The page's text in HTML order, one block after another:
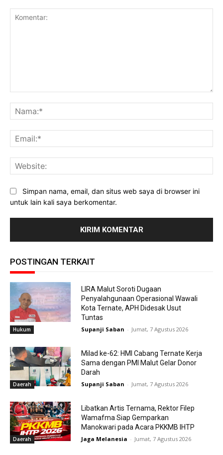
Simpan nama, email, dan situs web saya di browser ini
untuk lain kali saya berkomentar.
POSTINGAN TERKAIT
Hukum
LIRA Malut Soroti Dugaan
Penyalahgunaan Operasional Wawali
Kota Ternate, APH Didesak Usut
Tuntas
Supanji Saban - Jumat, 7 Agustus 2026
Daerah
Milad ke-62: HMI Cabang Ternate Kerja
Sama dengan PMI Malut Gelar Donor
Darah
Supanji Saban - Jumat, 7 Agustus 2026
Daerah
Libatkan Artis Ternama, Rektor Filep
Wamafma Siap Gemparkan
Manokwari pada Acara PKKMB IHTP
Jaga Melanesia - Jumat, 7 Agustus 2026